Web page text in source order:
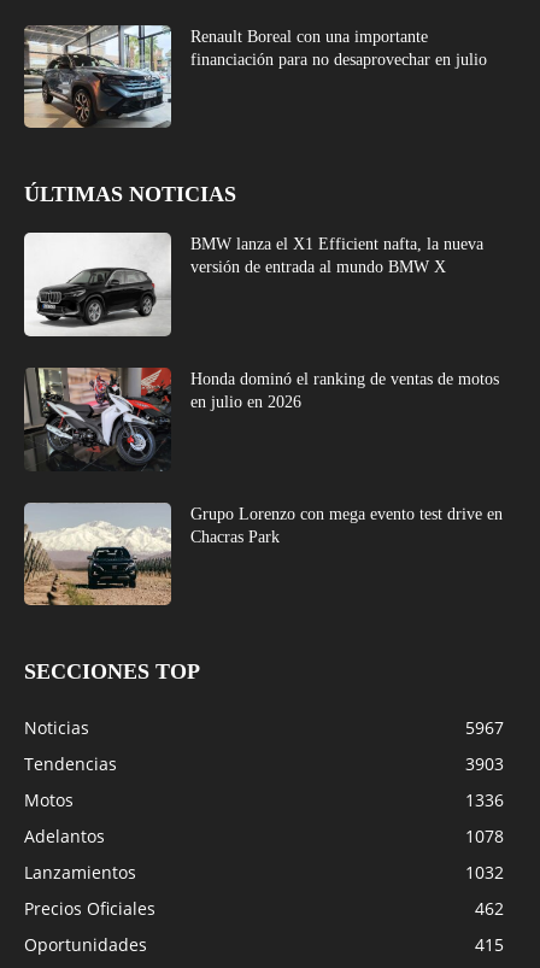
Renault Boreal con una importante
financiación para no desaprovechar en julio
ÚLTIMAS NOTICIAS
BMW lanza el X1 Efficient nafta, la nueva
versión de entrada al mundo BMW X
Honda dominó el ranking de ventas de motos
en julio en 2026
Grupo Lorenzo con mega evento test drive en
Chacras Park
SECCIONES TOP
Noticias
5967
Tendencias
3903
Motos
1336
Adelantos
1078
Lanzamientos
1032
Precios Oficiales
462
Oportunidades
415